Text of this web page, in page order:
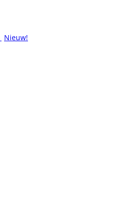
Nieuw!